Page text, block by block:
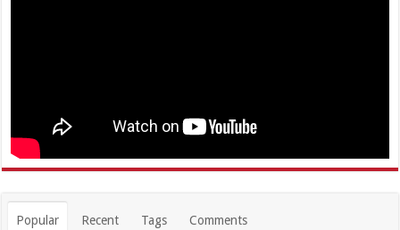
Popular Recent Tags Comments